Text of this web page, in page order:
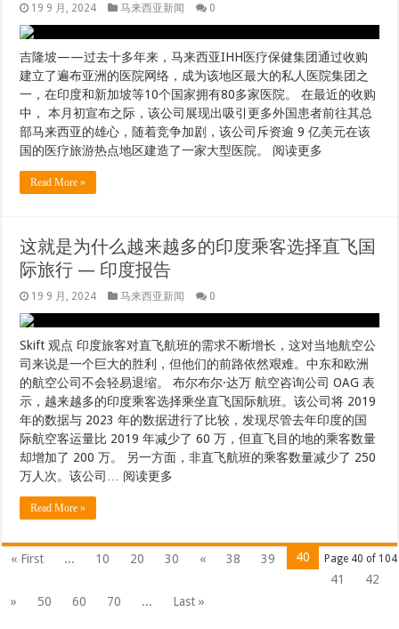
19 9 月, 2024 马来西亚新闻 0
吉隆坡——过去十多年来，马来西亚IHH医疗保健集团通过收购
建立了遍布亚洲的医院网络，成为该地区最大的私人医院集团之
一，在印度和新加坡等10个国家拥有80多家医院。 在最近的收购
中， 本月初宣布之际，该公司展现出吸引更多外国患者前往其总
部马来西亚的雄心，随着竞争加剧，该公司斥资逾 9 亿美元在该
国的医疗旅游热点地区建造了一家大型医院。 阅读更多
Read More »
这就是为什么越来越多的印度乘客选择直飞国
际旅行 — 印度报告
19 9 月, 2024 马来西亚新闻 0
Skift 观点 印度旅客对直飞航班的需求不断增长，这对当地航空公
司来说是一个巨大的胜利，但他们的前路依然艰难。中东和欧洲
的航空公司不会轻易退缩。 布尔布尔·达万 航空咨询公司 OAG 表
示，越来越多的印度乘客选择乘坐直飞国际航班。该公司将 2019
年的数据与 2023 年的数据进行了比较，发现尽管去年印度的国
际航空客运量比 2019 年减少了 60 万，但直飞目的地的乘客数量
却增加了 200 万。 另一方面，非直飞航班的乘客数量减少了 250
万人次。该公司… 阅读更多
Read More »
Page 40 of 104
« First ... 10 20 30 « 38 39
40
41
42
»
50 60 70 ... Last »